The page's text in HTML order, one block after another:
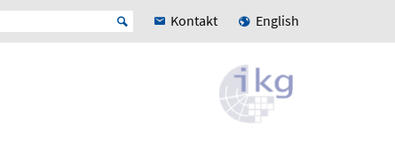
Kontakt English